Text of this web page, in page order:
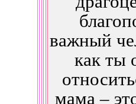
важный
как ты
мама –